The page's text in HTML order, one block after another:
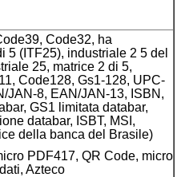
Code32, ha
5 (ITF25), industriale 2 5 del
25, matrice 2 di 5,
Code128, Gs1-128, UPC-
JAN-8, EAN/JAN-13, ISBN,
GS1 limitata databar,
databar, ISBT, MSI,
della banca del Brasile)
PDF417, QR Code, micro
Azteco